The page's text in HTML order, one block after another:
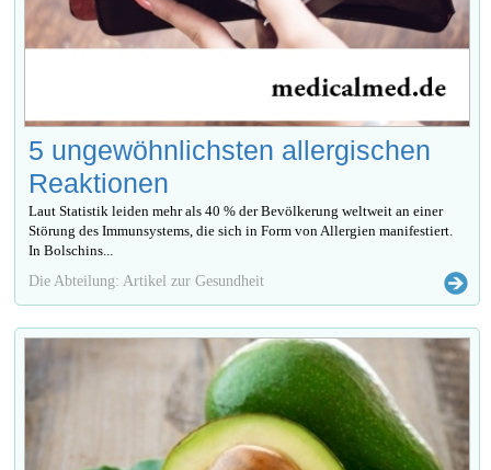
5 ungewöhnlichsten allergischen
Reaktionen
Laut Statistik leiden mehr als 40 % der Bevölkerung weltweit an einer
Störung des Immunsystems, die sich in Form von Allergien manifestiert.
In Bolschins...
Die Abteilung: Artikel zur Gesundheit